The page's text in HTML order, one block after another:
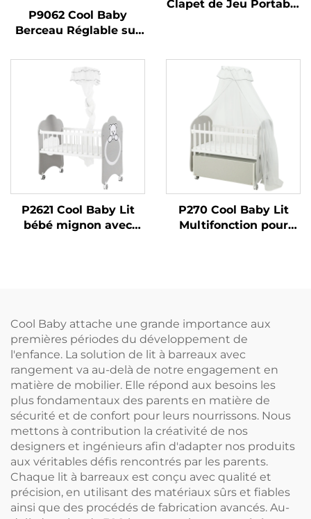
P9062 Cool Baby
Berceau Réglable sur
Pliable Portable pour
Bébé
Clapet de Jeu Portable
Tout-petits
P2621 Cool Baby Lit
bébé mignon avec
P270 Cool Baby Lit
Multifonction pour
Cool Baby attache une grande importance aux
premières périodes du développement de
l'enfance. La solution de lit à barreaux avec
rangement va au-delà de notre engagement en
matière de mobilier. Elle répond aux besoins les
plus fondamentaux des parents en matière de
sécurité et de confort pour leurs nourrissons. Nous
mettons à contribution la créativité de nos
designers et ingénieurs afin d'adapter nos produits
aux véritables défis rencontrés par les parents.
Chaque lit à barreaux est conçu avec qualité et
précision, en utilisant des matériaux sûrs et fiables
ainsi que des procédés de fabrication avancés. Au-